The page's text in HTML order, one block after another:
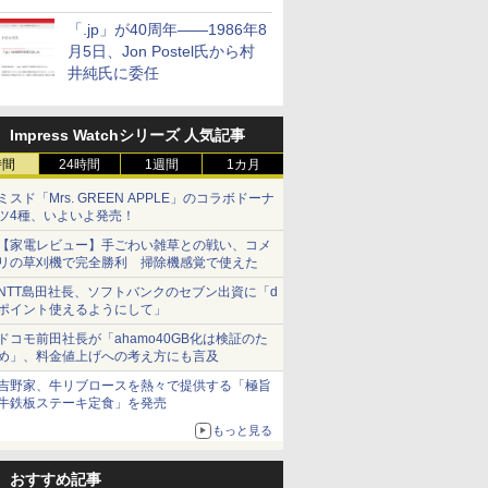
「.jp」が40周年――1986年8
月5日、Jon Postel氏から村
井純氏に委任
Impress Watchシリーズ 人気記事
24時間 1週間 1カ月
スド「Mrs. GREEN APPLE」のコラボドーナ
4種、いよいよ発売！
家電レビュー】手ごわい雑草との戦い、コメ
の草刈機で完全勝利 掃除機感覚で使えた
島田社長、ソフトバンクのセブン出資に「d
イント使えるようにして」
コモ前田社長が「ahamo40GB化は検証のた
」、料金値上げへの考え方にも言及
野家、牛リブロースを熱々で提供する「極旨
鉄板ステーキ定食」を発売
もっと見る
おすすめ記事